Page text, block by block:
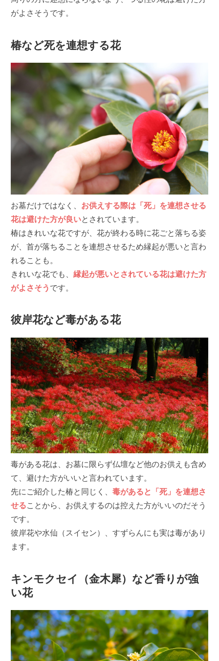
がよさそうです。
椿など死を連想する花
お墓だけではなく、 お供えする際は「死」を連想させる
花は避けた方が良いとされています。
椿はきれいな花ですが、花が終わる時に花ごと落ちる姿
が、首が落ちることを連想させるため縁起が悪いと言わ
れることも。
きれいな花でも、縁起が悪いとされている花は避けた方
がよさそう です。
彼岸花など毒がある花
毒がある花は、お墓に限らず仏壇など他のお供えも含め
て、避けた方がいいと言われています。
先にご紹介した椿と同じく、毒があると「死」を連想さ
せることから、お供えするのは控えた方がいいのだそう
です。
彼岸花や水仙（スイセン）、すずらんにも実は毒があり
ます。
キンモクセイ（金木犀）など香りが強
い花